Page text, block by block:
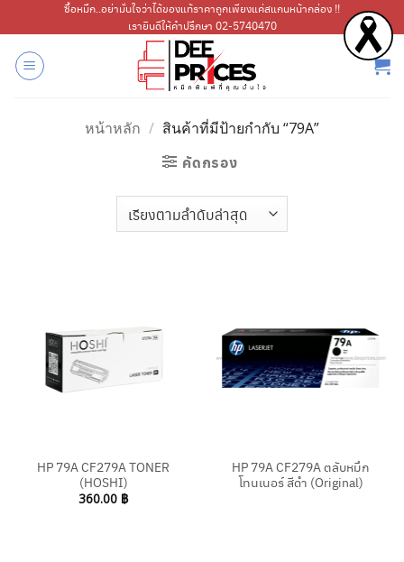
ไป
เนื้อหา
ซื้อหมึก..อย่ามั่นใจว่าได้ของแท้ราคาถูกเพียงแค่สแกนหน้ากล่อง !!
เรายินดีให้คำปรึกษา 02-5740470
หน้าหลัก / สินค้าที่มีป้ายกำกับ “79A”
คัดกรอง
HP 79A CF279A TONER
(HOSHI)
360.00 ฿
HP 79A CF279A ตลับหมึก
โทนเนอร์ สีดำ (Original)